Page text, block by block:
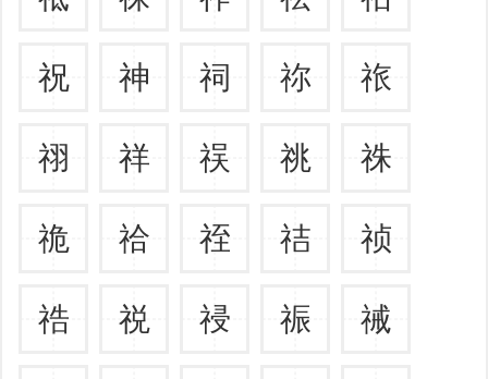
祝 神 祠 祢 祣
祤 祥 祦 祧 祩
祪 祫 祬 祮 祯
祰 祱 祲 祳 祴